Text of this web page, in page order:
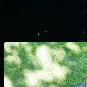
objeto es la misma en